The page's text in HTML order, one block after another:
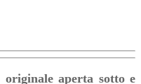
originale aperta sotto e